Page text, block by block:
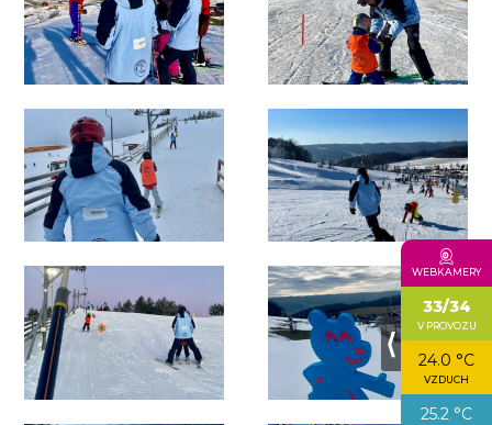
⟨
WEBKAMERY
33/34
V PROVOZU
24.0 °C
VZDUCH
25.2 °C